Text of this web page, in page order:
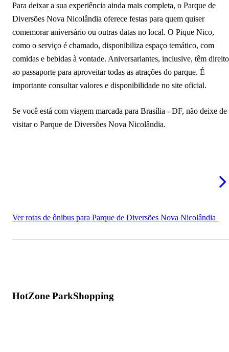
Para deixar a sua experiência ainda mais completa, o Parque de
Diversões Nova Nicolândia oferece festas para quem quiser
comemorar aniversário ou outras datas no local. O Pique Nico,
como o serviço é chamado, disponibiliza espaço temático, com
comidas e bebidas à vontade. Aniversariantes, inclusive, têm direito
ao passaporte para aproveitar todas as atrações do parque. É
importante consultar valores e disponibilidade no site oficial.
Se você está com viagem marcada para Brasília - DF, não deixe de
visitar o Parque de Diversões Nova Nicolândia.
Ver rotas de ônibus para Parque de Diversões Nova Nicolândia
HotZone ParkShopping